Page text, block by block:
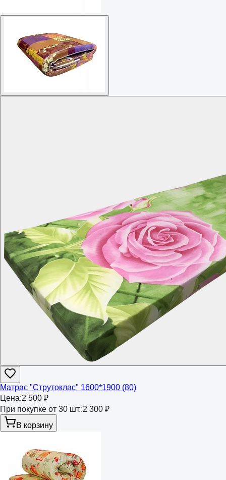
Матрас "Струтоклас" 1600*1900 (80)
Цена:2 500 ₽
При покупке от 30 шт.:2 300 ₽
В корзину